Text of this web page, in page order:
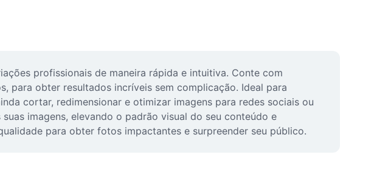
profissionais de maneira rápida e intuitiva. Conte com
para obter resultados incríveis sem complicação. Ideal para
cortar, redimensionar e otimizar imagens para redes sociais ou
imagens, elevando o padrão visual do seu conteúdo e
para obter fotos impactantes e surpreender seu público.